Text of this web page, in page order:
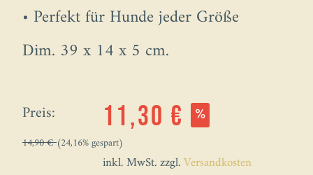
• Perfekt für Hunde jeder Größe
Dim. 39 x 14 x 5 cm.
Preis: 11,30 €
14,90 €(24,16% gespart)
inkl. MwSt. zzgl.Versandkosten